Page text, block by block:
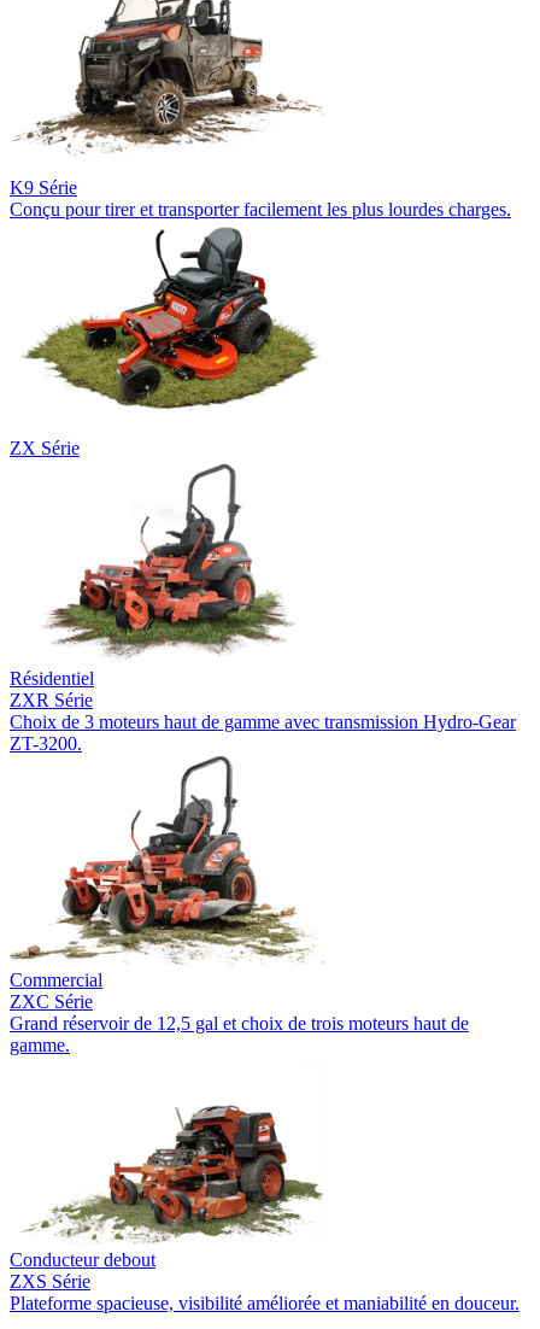
K9 Série
Conçu pour tirer et transporter facilement les plus lourdes charges.
ZX Série
Résidentiel
ZXR Série
Choix de 3 moteurs haut de gamme avec transmission Hydro-Gear
ZT-3200.
Commercial
ZXC Série
Grand réservoir de 12,5 gal et choix de trois moteurs haut de
gamme.
Conducteur debout
ZXS Série
Plateforme spacieuse, visibilité améliorée et maniabilité en douceur.